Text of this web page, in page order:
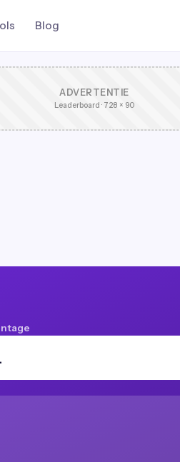
Blog
ADVERTENTIE
Leaderboard · 728 × 90